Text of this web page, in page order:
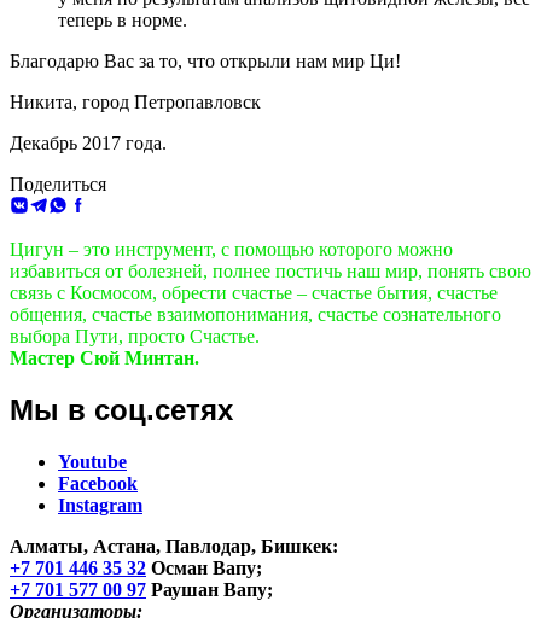
теперь в норме.
Благодарю Вас за то, что открыли нам мир Ци!
Никита, город Петропавловск
Декабрь 2017 года.
Поделиться
ВКонтакте
Telegram
WhatsApp
Facebook
Цигун – это инструмент, с помощью которого можно
избавиться от болезней, полнее постичь наш мир, понять свою
связь с Космосом, обрести счастье – счастье бытия, счастье
общения, счастье взаимопонимания, счастье сознательного
выбора Пути, просто Счастье.
Мастер Сюй Минтан.
Мы в соц.сетях
Youtube
Facebook
Instagram
Алматы, Астана, Павлодар, Бишкек:
+7 701 446 35 32 Осман Вапу;
+7 701 577 00 97 Раушан Вапу;
Организаторы: